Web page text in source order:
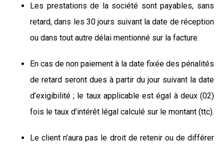
Les prestations de la société sont payables, sans
retard, dans les 30 jours suivant la date de réception
ou dans tout autre délai mentionné sur la facture.
En cas de non paiement à la date fixée des pénalités
de retard seront dues à partir du jour suivant la date
d’exigibilité ; le taux applicable est égal à deux (02)
fois le taux d’intérêt légal calculé sur le montant (ttc).
Le client n’aura pas le droit de retenir ou de différer